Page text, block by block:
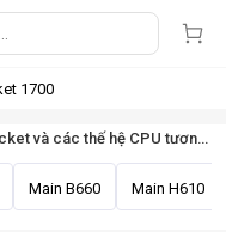
1700
Xem thêm các series mainboard cùng socket và các thế hệ CPU tương thích
Main B660 Main H610